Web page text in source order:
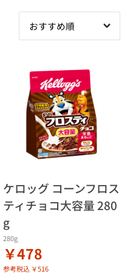
ケロッグ コーンフロス
ティチョコ大容量 280
g
280g
￥478
参考税込 ￥516